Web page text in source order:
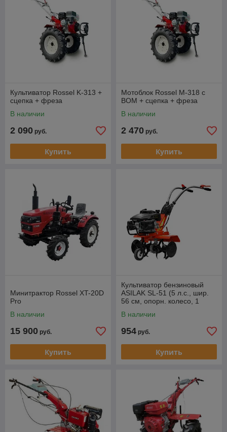
Культиватор Rossel K-313 +
сцепка + фреза
В наличии
2 090 руб.
Купить
Мотоблок Rossel M-318 с
ВОМ + сцепка + фреза
В наличии
2 470 руб.
Купить
Минитрактор Rossel ХT-20D
Pro
В наличии
15 900 руб.
Купить
Культиватор бензиновый
ASILAK SL-51 (5 л.с., шир.
56 см, опорн. колесо, 1
В наличии
954 руб.
Купить